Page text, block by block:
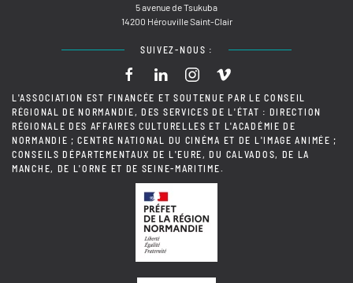
5 avenue de Tsukuba
14200 Hérouville Saint-Clair
SUIVEZ-NOUS :
L'ASSOCIATION EST FINANCÉE ET SOUTENUE PAR LE CONSEIL
RÉGIONAL DE NORMANDIE, DES SERVICES DE L'ÉTAT : DIRECTION
RÉGIONALE DES AFFAIRES CULTURELLES ET L'ACADÉMIE DE
NORMANDIE ; CENTRE NATIONAL DU CINÉMA ET DE L'IMAGE ANIMÉE ;
CONSEILS DÉPARTEMENTAUX DE L'EURE, DU CALVADOS, DE LA
MANCHE, DE L'ORNE ET DE SEINE-MARITIME.